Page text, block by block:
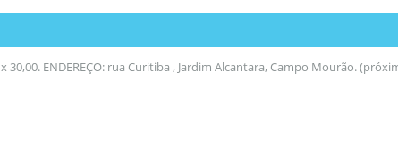
30,00. ENDEREÇO: rua Curitiba , Jardim Alcantara, Campo Mourão.